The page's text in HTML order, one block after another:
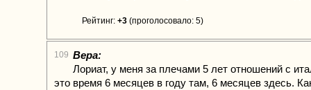
Рейтинг: +3 (проголосовало: 5)
109 Вера:
Лориат, у меня за плечами 5 лет отношений с
это время 6 месяцев в году там, 6 месяцев здесь.